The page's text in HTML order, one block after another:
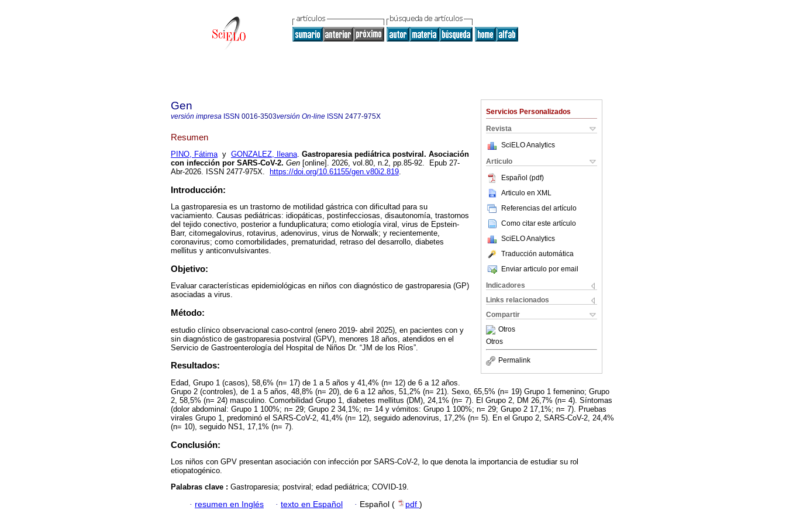
Servicios Personalizados
Revista
SciELO Analytics
Articulo
Español (pdf)
Articulo en XML
Referencias del artículo
Como citar este artículo
SciELO Analytics
Traducción automática
Enviar articulo por email
Indicadores
Links relacionados
Compartir
Otros
Otros
Permalink
Gen
versión impresa ISSN 0016-3503versión On-line ISSN 2477-975X
Resumen
PINO, Fátimay GONZALEZ, Ileana. Gastroparesia pediátrica postviral. Asociación
con infección por SARS-CoV-2. Gen [online]. 2026, vol.80, n.2, pp.85-92. Epub 27-
Abr-2026. ISSN 2477-975X.
https://doi.org/10.61155/gen.v80i2.819.
Introducción:
La gastroparesia es un trastorno de motilidad gástrica con dificultad para su
vaciamiento. Causas pediátricas: idiopáticas, postinfecciosas, disautonomía, trastornos
del tejido conectivo, posterior a funduplicatura; como etiología viral, virus de Epstein-
Barr, citomegalovirus, rotavirus, adenovirus, virus de Norwalk; y recientemente,
coronavirus; como comorbilidades, prematuridad, retraso del desarrollo, diabetes
mellitus y anticonvulsivantes.
Objetivo:
Evaluar características epidemiológicas en niños con diagnóstico de gastroparesia (GP)
asociadas a virus.
Método:
estudio clínico observacional caso-control (enero 2019- abril 2025), en pacientes con y
sin diagnóstico de gastroparesia postviral (GPV), menores 18 años, atendidos en el
Servicio de Gastroenterología del Hospital de Niños Dr. “JM de los Ríos”.
Resultados:
Edad, Grupo 1 (casos), 58,6% (n= 17) de 1 a 5 años y 41,4% (n= 12) de 6 a 12 años.
Grupo 2 (controles), de 1 a 5 años, 48,8% (n= 20), de 6 a 12 años, 51,2% (n= 21). Sexo, 65,5% (n= 19) Grupo 1 femenino; Grupo
2, 58,5% (n= 24) masculino. Comorbilidad Grupo 1, diabetes mellitus (DM), 24,1% (n= 7). El Grupo 2, DM 26,7% (n= 4). Síntomas
(dolor abdominal: Grupo 1 100%; n= 29; Grupo 2 34,1%; n= 14 y vómitos: Grupo 1 100%; n= 29; Grupo 2 17,1%; n= 7). Pruebas
virales Grupo 1, predominó el SARS-CoV-2, 41,4% (n= 12), seguido adenovirus, 17,2% (n= 5). En el Grupo 2, SARS-CoV-2, 24,4%
(n= 10), seguido NS1, 17,1% (n= 7).
Conclusión:
Los niños con GPV presentan asociación con infección por SARS-CoV-2, lo que denota la importancia de estudiar su rol
etiopatogénico.
Palabras clave : Gastroparesia; postviral; edad pediátrica; COVID-19.
· resumen en Inglés · texto en Español · Español ( pdf )